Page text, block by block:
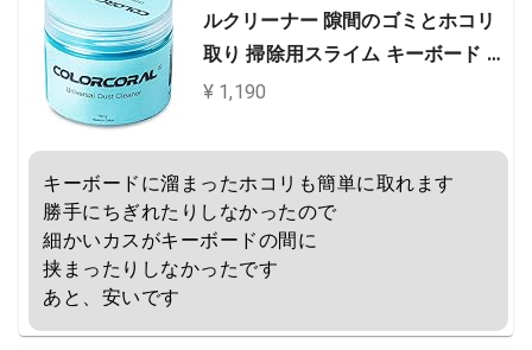
ルクリーナー 隙間のゴミとホコリ
取り 掃除用スライム キーボード P
C 車内掃除 繰り返し使える 粘着ク
¥ 1,190
キーボードに溜まったホコリも簡単に取れます
勝手にちぎれたりしなかったので
細かいカスがキーボードの間に
挟まったりしなかったです
あと、安いです